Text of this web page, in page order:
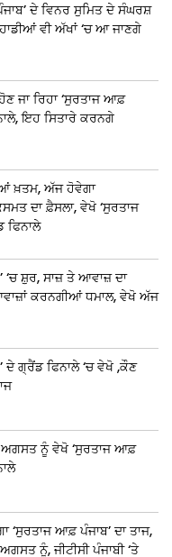
ਦੇ ਵਿਨਰ ਸੁਮਿਤ ਦੇ ਸੰਘਰਸ਼
ਵੀ ਅੱਖਾਂ ‘ਚ ਆ ਜਾਣਗੇ
ਜਾ ਰਿਹਾ ‘ਸੁਰਤਾਜ ਆਫ਼
ਇਹ ਸਿਤਾਰੇ ਕਰਨਗੇ
ਖ਼ਤਮ, ਅੱਜ ਹੋਵੇਗਾ
ਦਾ ਫ਼ੈਸਲਾ, ਵੇਖੋ ‘ਸੁਰਤਾਜ
ਫਿਨਾਲੇ
‘ਚ ਸ਼ੁਰ, ਸਾਜ਼ ਤੇ ਆਵਾਜ਼ ਦਾ
ਕਰਨਗੀਆਂ ਧਮਾਲ, ਵੇਖੋ ਅੱਜ
ਦੇ ਗ੍ਰੈਂਡ ਫਿਨਾਲੇ ‘ਚ ਵੇਖੋ ,ਕੌਣ
1 ਅਗਸਤ ਨੂੰ ਵੇਖੋ ‘ਸੁਰਤਾਜ ਆਫ਼
‘ਸੁਰਤਾਜ ਆਫ਼ ਪੰਜਾਬ’ ਦਾ ਤਾਜ,
ਨੂੰ, ਜੀਟੀਸੀ ਪੰਜਾਬੀ ‘ਤੇ